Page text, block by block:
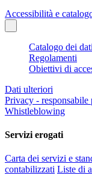
Accessibilità e
Catalogo dei
Regolamenti
Obiettivi di
Dati ulteriori
Privacy - responsabile
Whistleblowing
Servizi erogati
Carta dei servizi e
contabilizzati Liste di